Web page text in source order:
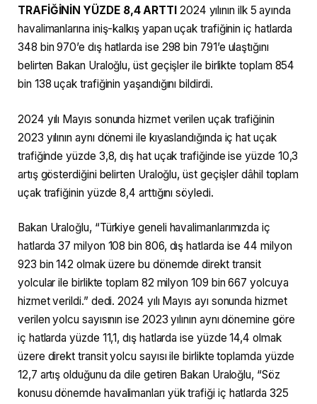
TRAFİĞİNİN YÜZDE 8,4 ARTTI 2024 yılının ilk 5 ayında
havalimanlarına iniş-kalkış yapan uçak trafiğinin iç hatlarda
348 bin 970’e dış hatlarda ise 298 bin 791’e ulaştığını
belirten Bakan Uraloğlu, üst geçişler ile birlikte toplam 854
bin 138 uçak trafiğinin yaşandığını bildirdi.
2024 yılı Mayıs sonunda hizmet verilen uçak trafiğinin
2023 yılının aynı dönemi ile kıyaslandığında iç hat uçak
trafiğinde yüzde 3,8, dış hat uçak trafiğinde ise yüzde 10,3
artış gösterdiğini belirten Uraloğlu, üst geçişler dâhil toplam
uçak trafiğinin yüzde 8,4 arttığını söyledi.
Bakan Uraloğlu, “Türkiye geneli havalimanlarımızda iç
hatlarda 37 milyon 108 bin 806, dış hatlarda ise 44 milyon
923 bin 142 olmak üzere bu dönemde direkt transit
yolcular ile birlikte toplam 82 milyon 109 bin 667 yolcuya
hizmet verildi.” dedi. 2024 yılı Mayıs ayı sonunda hizmet
verilen yolcu sayısının ise 2023 yılının aynı dönemine göre
iç hatlarda yüzde 11,1, dış hatlarda ise yüzde 14,4 olmak
üzere direkt transit yolcu sayısı ile birlikte toplamda yüzde
12,7 artış olduğunu da dile getiren Bakan Uraloğlu, “Söz
konusu dönemde havalimanları yük trafiği iç hatlarda 325